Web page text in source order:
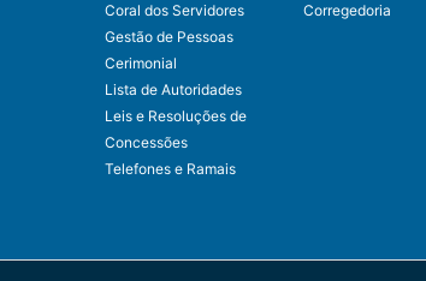
Coral dos Servidores
Gestão de Pessoas
Cerimonial
Lista de Autoridades
Leis e Resoluções de
Concessões
Telefones e Ramais
Corregedoria